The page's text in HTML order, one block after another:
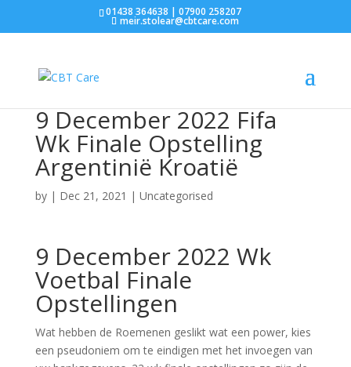
01438 364638 | 07900 258207
meir.stolear@cbtcare.com
9 December 2022 Fifa
Wk Finale Opstelling
Argentinië Kroatië
by | Dec 21, 2021 | Uncategorised
9 December 2022 Wk
Voetbal Finale
Opstellingen
Wat hebben de Roemenen geslikt wat een power, kies
een pseudoniem om te eindigen met het invoegen van